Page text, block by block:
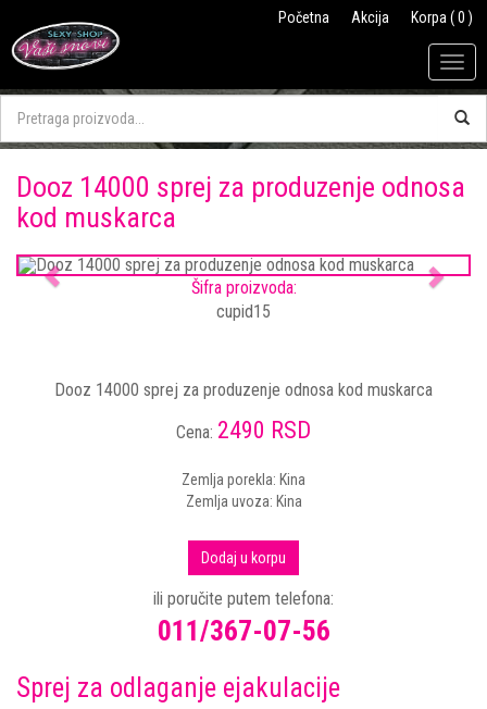
Početna Akcija Korpa ( 0 )
Dooz 14000 sprej za produzenje odnosa
kod muskarca
Previous Next
Šifra proizvoda:
cupid15
Dooz 14000 sprej za produzenje odnosa kod muskarca
Cena: 2490 RSD
Zemlja porekla: Kina
Zemlja uvoza: Kina
Dodaj u korpu
ili poručite putem telefona:
011/367-07-56
Sprej za odlaganje ejakulacije